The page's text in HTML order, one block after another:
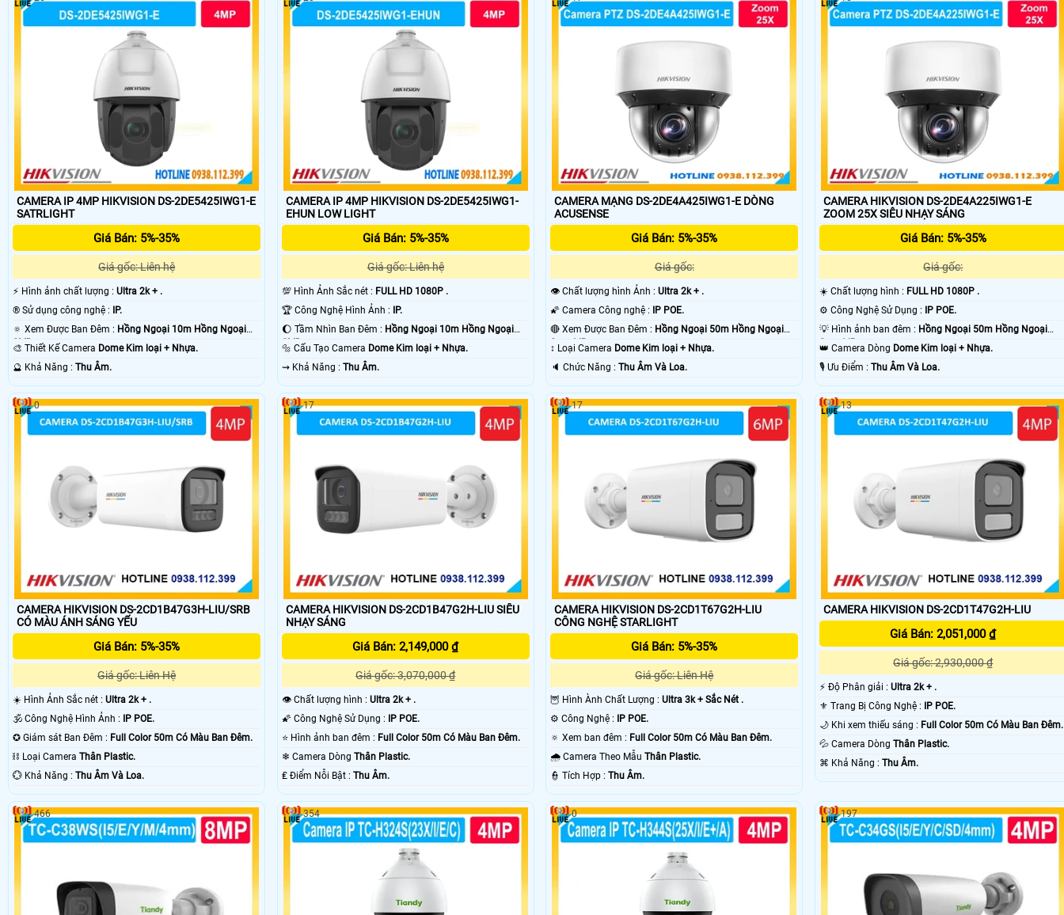
'
CAMERA IP 4MP HIKVISION DS-2DE5425IWG1-E
SATRLIGHT
Giá Bán: 5%-35%
Giá gốc: Liên hệ
️⚡ Hình ảnh chất lượng : Ultra 2k + .
®️ Sử dụng công nghệ :
IP.
🔅 Xem Được Ban Đêm : Hồng Ngoại 10m Hồng Ngoại
SMD.🎨 Thiết Kế Camera Dome Kim loại + Nhựa.
️🔮 Khả Năng : Thu Âm.
CAMERA IP 4MP HIKVISION DS-2DE5425IWG1-
EHUN LOW LIGHT
Giá Bán: 5%-35%
Giá gốc: Liên hệ
💯 Hình Ảnh Sắc nét : FULL HD 1080P .
🏆 Công Nghệ Hình Ảnh :
IP.
🌔 Tầm Nhìn Ban Đêm : Hồng Ngoại 10m Hồng Ngoại
SMD.🔩 Cấu Tạo Camera Dome Kim loại + Nhựa.
️⇝ Khả Năng : Thu Âm.
CAMERA MẠNG DS-2DE4A425IWG1-E DÒNG
ACUSENSE
Giá Bán: 5%-35%
Giá gốc:
👁 Chất lượng hình Ảnh :Ultra 2k + .
🌠 Camera Công nghệ :
IP POE.
🔴 Xem Được Ban Đêm : Hồng Ngoại 50m Hồng Ngoại
Smart IR.
↕️ Loại Camera Dome Kim loại + Nhựa.
️🔈 Chức Năng :Thu Âm Và Loa.
CAMERA HIKVISION DS-2DE4A225IWG1-E
ZOOM 25X SIÊU NHẠY SÁNG
Giá Bán: 5%-35%
Giá gốc:
☀️ Chất lượng hình : FULL HD 1080P .
⚙ Công Nghệ Sử Dụng :
IP POE.
💡 Hình ảnh ban đêm : Hồng Ngoại 50m Hồng Ngoại
Smart IR.
👑 Camera Dòng Dome Kim loại + Nhựa.
️🎙 Ưu Điểm : Thu Âm Và Loa.
CAMERA HIKVISION DS-2CD1B47G3H-LIU/SRB
CÓ MÀU ÁNH SÁNG YẾU
Giá Bán: 5%-35%
Giá gốc: Liên Hệ
☀️ Hình Ảnh Sắc nét : Ultra 2k + .
🕉️ Công Nghệ Hình Ảnh :
IP POE.
✪ Giám sát Ban Đêm : Full Color 50m Có Màu Ban Ðêm.
⛓ Loại Camera Thân Plastic.
️💮 Khả Năng : Thu Âm Và Loa.
0
CAMERA HIKVISION DS-2CD1B47G2H-LIU SIÊU
NHẠY SÁNG
Giá Bán: 2,149,000 ₫
Giá gốc: 3,070,000 ₫
👁 Chất lượng hình : Ultra 2k + .
🌠 Công Nghệ Sử Dụng :
IP POE.
⭐ Hình ảnh ban đêm : Full Color 50m Có Màu Ban Ðêm.
❄ Camera Dòng Thân Plastic.
️₤ Điểm Nỗi Bật : Thu Âm.
17
CAMERA HIKVISION DS-2CD1T67G2H-LIU
CÔNG NGHỆ STARLIGHT
Giá Bán: 5%-35%
Giá gốc: Liên Hệ
🦉 Hình Ành Chất Lượng :Ultra 3k + Sắc Nét .
⚙ Công Nghệ :
IP POE.
🔅 Xem ban đêm : Full Color 50m Có Màu Ban Ðêm.
🌧️ Camera Theo MẫuThân Plastic.
️👮 Tích Hợp :Thu Âm.
17
CAMERA HIKVISION DS-2CD1T47G2H-LIU
Giá Bán: 2,051,000 ₫
Giá gốc: 2,930,000 ₫
️⚡ Độ Phân giải : Ultra 2k + .
⚜️ Trang Bị Công Nghệ :
IP POE.
🌙 Khi xem thiếu sáng : Full Color 50m Có Màu Ban Ðêm.
💦 Camera Dòng Thân Plastic.
️⌘ Khả Năng : Thu Âm.
13
466 354 0 197